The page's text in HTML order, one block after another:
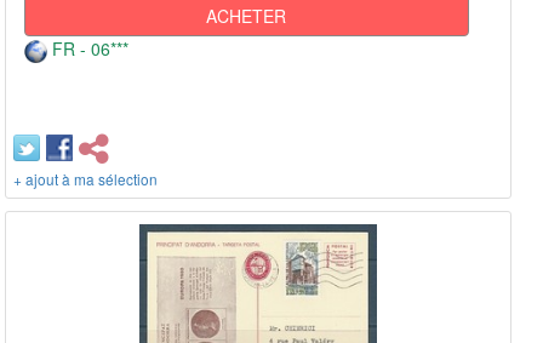
ACHETER
FR - 06***
+ ajout à ma sélection